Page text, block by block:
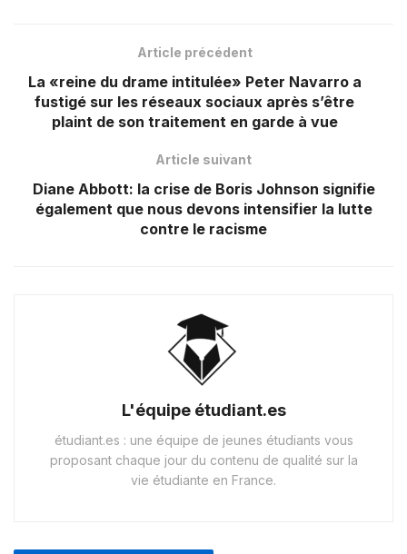
Article précédent
La «reine du drame intitulée» Peter Navarro a
fustigé sur les réseaux sociaux après s’être
plaint de son traitement en garde à vue
Article suivant
Diane Abbott: la crise de Boris Johnson signifie
également que nous devons intensifier la lutte
contre le racisme
L'équipe étudiant.es
étudiant.es : une équipe de jeunes étudiants vous
proposant chaque jour du contenu de qualité sur la
vie étudiante en France.